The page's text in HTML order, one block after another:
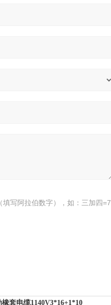
填写阿拉伯数字），如：三加四=7
套电缆1140V3*16+1*10